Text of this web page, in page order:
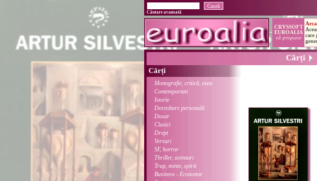
Căutare avansată
Cărți
Cărți
Monografie, critică, eseu
Contemporani
Istorie
Dezvoltare personală
Dosar
Clasici
Drept
Versuri
SF, horror
Thriller, aventuri
Trup, minte, spirit
Business - Economie